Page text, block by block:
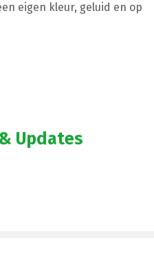
eigen kleur, geluid en op
Updates